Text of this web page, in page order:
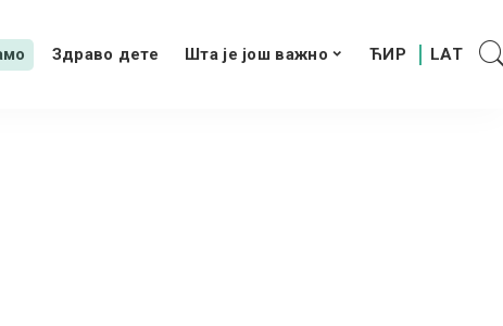
Здраво дете Шта је још важно